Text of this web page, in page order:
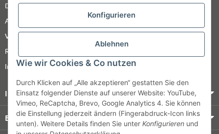
Konfigurieren
Ablehnen
Wie wir Cookies & Co nutzen
Durch Klicken auf „Alle akzeptieren“ gestatten Sie den
Einsatz folgender Dienste auf unserer Website: YouTube,
Vimeo, ReCaptcha, Brevo, Google Analytics 4. Sie können
die Einstellung jederzeit ändern (Fingerabdruck-Icon links
unten). Weitere Details finden Sie unter Konfigurieren und
Datenschutz
AGB
Versandinformationen
Retour
Impressum
Informationen
Bezahlung & Versand